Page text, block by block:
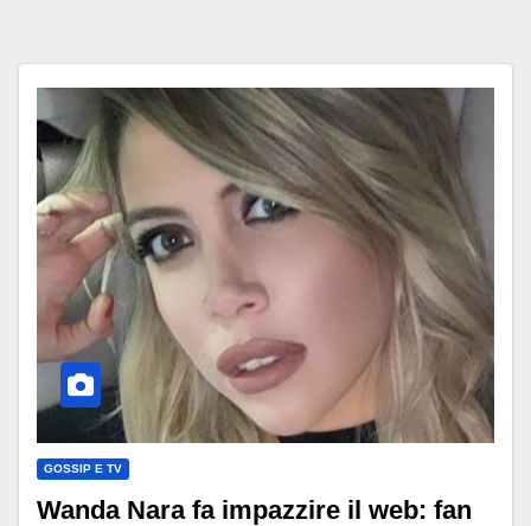
GOSSIP E TV
Wanda Nara fa impazzire il web: fan